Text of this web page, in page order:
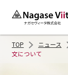
TOP ニュース
文について